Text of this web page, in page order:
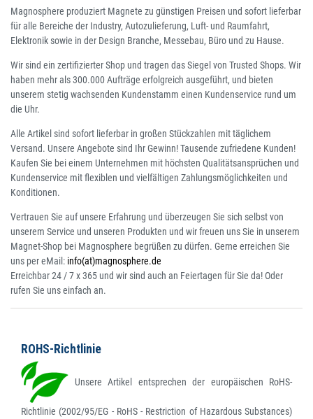
Magnosphere produziert Magnete zu günstigen Preisen und sofort lieferbar
für alle Bereiche der Industry, Autozulieferung, Luft- und Raumfahrt,
Elektronik sowie in der Design Branche, Messebau, Büro und zu Hause.
Wir sind ein zertifizierter Shop und tragen das Siegel von Trusted Shops. Wir
haben mehr als 300.000 Aufträge erfolgreich ausgeführt, und bieten
unserem stetig wachsenden Kundenstamm einen Kundenservice rund um
die Uhr.
Alle Artikel sind sofort lieferbar in großen Stückzahlen mit täglichem
Versand. Unsere Angebote sind Ihr Gewinn! Tausende zufriedene Kunden!
Kaufen Sie bei einem Unternehmen mit höchsten Qualitätsansprüchen und
Kundenservice mit flexiblen und vielfältigen Zahlungsmöglichkeiten und
Konditionen.
Vertrauen Sie auf unsere Erfahrung und überzeugen Sie sich selbst von
unserem Service und unseren Produkten und wir freuen uns Sie in unserem
Magnet-Shop bei Magnosphere begrüßen zu dürfen. Gerne erreichen Sie
uns per eMail: info(at)magnosphere.de
Erreichbar 24 / 7 x 365 und wir sind auch an Feiertagen für Sie da! Oder
rufen Sie uns einfach an.
ROHS-Richtlinie
Unsere Artikel entsprechen der europäischen RoHS-
Richtlinie (2002/95/EG - RoHS - Restriction of Hazardous Substances)